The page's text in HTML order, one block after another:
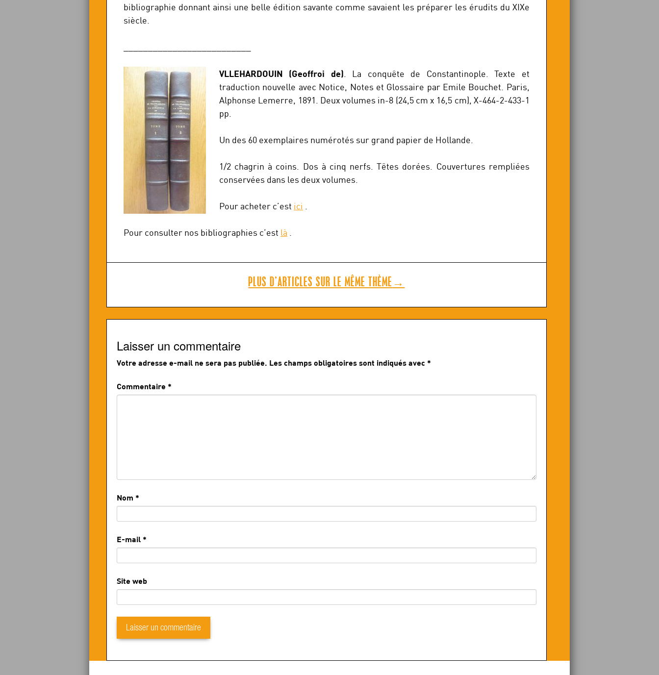
bibliographie donnant ainsi une belle édition savante comme savaient les préparer les érudits du XIXe
siècle.
VLLEHARDOUIN (Geoffroi de). La conquête de Constantinople. Texte et
traduction nouvelle avec Notice, Notes et Glossaire par Emile Bouchet. Paris,
Alphonse Lemerre, 1891. Deux volumes in-8 (24,5 cm x 16,5 cm), X-464-2-433-1
pp.
Un des 60 exemplaires numérotés sur grand papier de Hollande.
1/2 chagrin à coins. Dos à cinq nerfs. Têtes dorées. Couvertures rempliées
conservées dans les deux volumes.
Pour acheter c’est ici .
Pour consulter nos bibliographies c’est là .
PLUS D’ARTICLES SUR LE MÊME THÈME →
Laisser un commentaire
Votre adresse e-mail ne sera pas publiée. Les champs obligatoires sont indiqués avec *
Commentaire *
Nom *
E-mail *
Site web